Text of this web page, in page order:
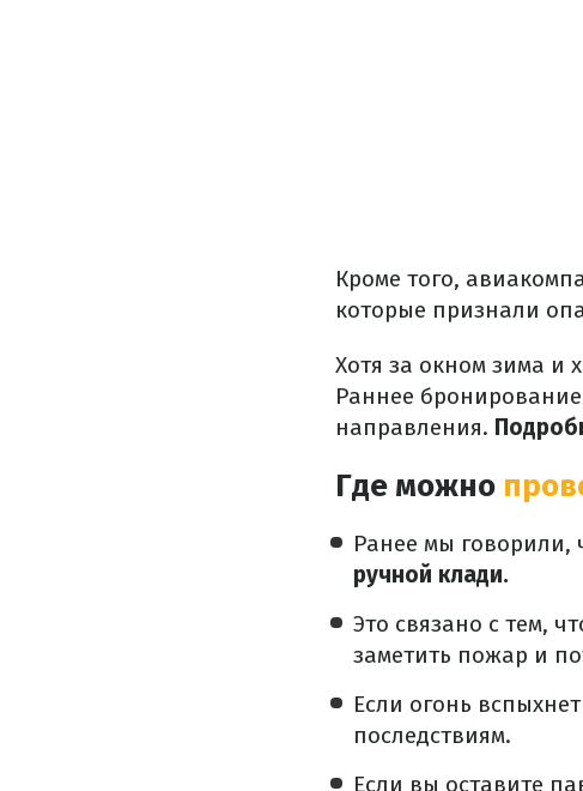
Кроме того,
которые признали
Хотя за окном зима и
Раннее
направления.
Где можно
Ранее мы говорили,
ручной клади.
Это связано с тем,
заметить пожар и
Если огонь
последствиям.
Если вы оставите